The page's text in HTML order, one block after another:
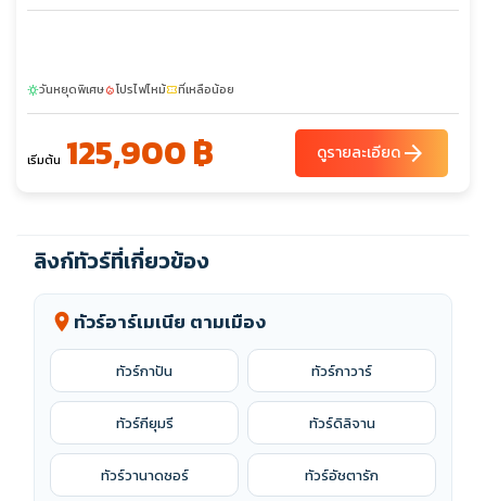
sunnyวันหยุดพิเศษlocal_fire_departmentโปรไฟไหม้confirmation_numberที่เหลือน้อย
เริ่มต้น 125,900 ฿ ดูรายละเอียดarrow_forward
ลิงก์ทัวร์ที่เกี่ยวข้อง
location_on ทัวร์อาร์เมเนีย ตามเมือง
ทัวร์กาปัน ทัวร์กาวาร์
ทัวร์กียุมรี ทัวร์ดิลิจาน
ทัวร์วานาดซอร์ ทัวร์อัชตารัก